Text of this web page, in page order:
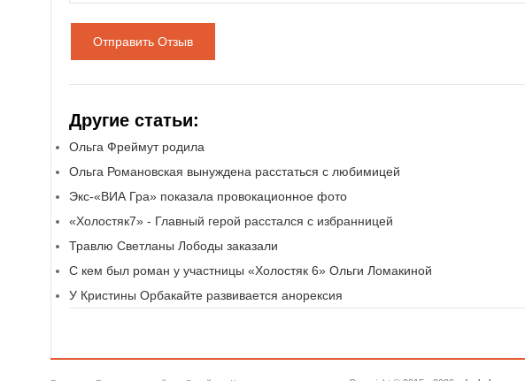
Отправить Отзыв
Другие статьи:
Ольга Фреймут родила
Ольга Романовская вынуждена расстаться с любимицей
Экс-«ВИА Гра» показала провокационное фото
«Холостяк7» - Главный герой расстался с избранницей
Травлю Светланы Лободы заказали
С кем был роман у участницы «Холостяк 6» Ольги Ломакиной
У Кристины Орбакайте развивается анорексия